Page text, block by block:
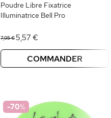
Poudre Libre Fixatrice
Illuminatrice Bell Pro
7,95 €5,57 €
COMMANDER
-70%